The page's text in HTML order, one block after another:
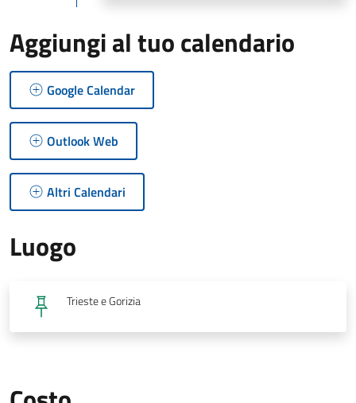
Aggiungi al tuo calendario
Google Calendar
Outlook Web
Altri Calendari
Luogo
Trieste e Gorizia